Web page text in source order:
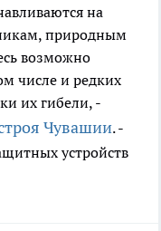
на
природным
возможно
числе и редких
их гибели, -
Чувашии. -
устройств